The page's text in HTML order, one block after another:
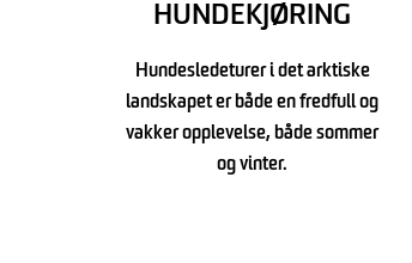
HUNDEKJØRING
Hundesledeturer i det arktiske
landskapet er både en fredfull og
vakker opplevelse, både sommer
og vinter.